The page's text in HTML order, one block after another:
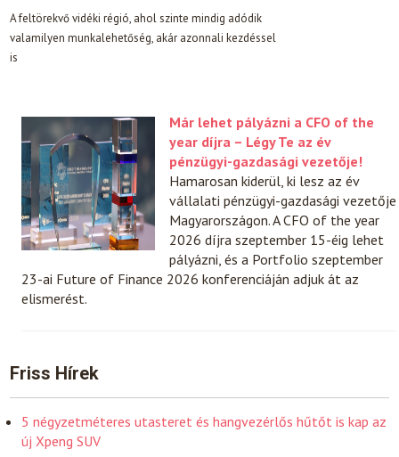
A feltörekvő vidéki régió, ahol szinte mindig adódik
valamilyen munkalehetőség, akár azonnali kezdéssel
is
Már lehet pályázni a CFO of the
year díjra – Légy Te az év
pénzügyi-gazdasági vezetője!
Hamarosan kiderül, ki lesz az év
vállalati pénzügyi-gazdasági vezetője
Magyarországon. A CFO of the year
2026 díjra szeptember 15-éig lehet
pályázni, és a Portfolio szeptember
23-ai Future of Finance 2026 konferenciáján adjuk át az
elismerést.
Friss Hírek
5 négyzetméteres utasteret és hangvezérlős hűtőt is kap az
új Xpeng SUV